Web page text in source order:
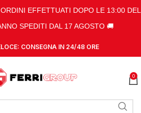
EFFETTUATI DOPO LE 13:00 DEL
SPEDITI DAL 17 AGOSTO 🚚
CONSEGNA IN 24/48 ORE
0